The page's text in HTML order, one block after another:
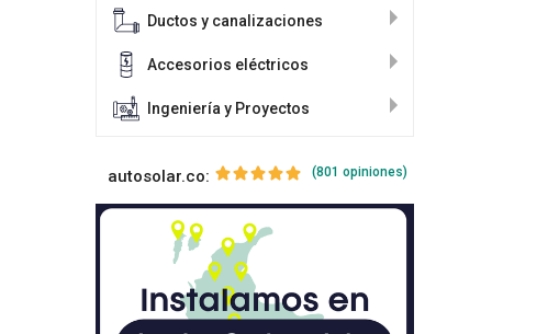
Ductos y canalizaciones
Accesorios eléctricos
Ingeniería y Proyectos
autosolar.co: (801 opiniones)